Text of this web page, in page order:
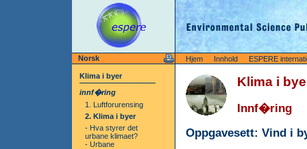
Norsk Hjem Innhold ESPERE
Klima i byer
innf�ring
1. Luftforurensing
2. Klima i byer
- Hva styrer det
urbane klimaet?
- Urbane
Klima i
Innf�ring
Oppgavesett: Vind i